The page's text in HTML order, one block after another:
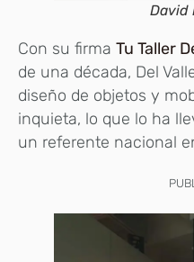
David
Con su firma Tu Taller
de una década, Del
diseño de objetos y
inquieta, lo que lo ha
un referente nacional